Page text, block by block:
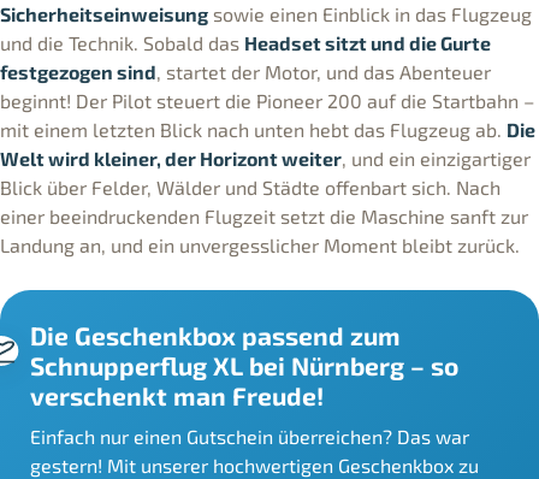
Sicherheitseinweisung sowie einen Einblick in das Flugzeug
und die Technik. Sobald das Headset sitzt und die Gurte
festgezogen sind , startet der Motor, und das Abenteuer
beginnt! Der Pilot steuert die Pioneer 200 auf die Startbahn –
mit einem letzten Blick nach unten hebt das Flugzeug ab. Die
Welt wird kleiner, der Horizont weiter , und ein einzigartiger
Blick über Felder, Wälder und Städte offenbart sich. Nach
einer beeindruckenden Flugzeit setzt die Maschine sanft zur
Landung an, und ein unvergesslicher Moment bleibt zurück.
Die Geschenkbox passend zum
Schnupperflug XL bei Nürnberg – so
verschenkt man Freude!
Einfach nur einen Gutschein überreichen? Das war
gestern! Mit unserer hochwertigen Geschenkbox zu